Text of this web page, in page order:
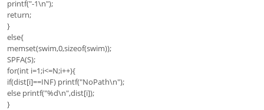
printf("-1\n");
return;
}
else{
memset(swim,0,sizeof(swim));
SPFA(S);
for(int i=1;i<=N;i++){
if(dist[i]==INF) printf("NoPath\n");
else printf("%d\n",dist[i]);
}